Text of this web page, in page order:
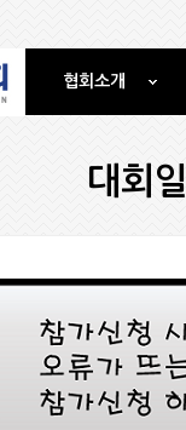
협회소개
대회